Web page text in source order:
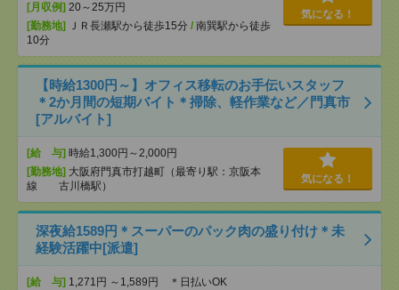
[月収例] 20～25万円
[勤務地]
ＪＲ長瀬駅から徒歩15分 / 南巽駅から徒歩
10分
気になる！
【時給1300円～】オフィス移転のお手伝いスタッフ
＊2か月間の短期バイト＊掃除、軽作業など／門真市
[アルバイト]
[給 与] 時給1,300円～2,000円
[勤務地] 大阪府門真市打越町（最寄り駅：京阪本
線 古川橋駅）
気になる！
深夜給1589円＊スーパーのパック肉の盛り付け＊未
経験活躍中[派遣]
[給 与] 1,271円 ～1,589円 ＊日払いOK